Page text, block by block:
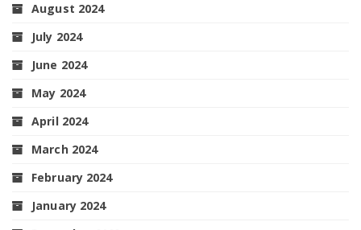
August 2024
July 2024
June 2024
May 2024
April 2024
March 2024
February 2024
January 2024